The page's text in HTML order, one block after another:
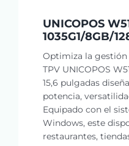
UNICOPOS
1035G1/8GB/
Optimiza la
TPV UNICOPOS
15,6 pulgadas
potencia,
Equipado con el
Windows, este
restaurantes,